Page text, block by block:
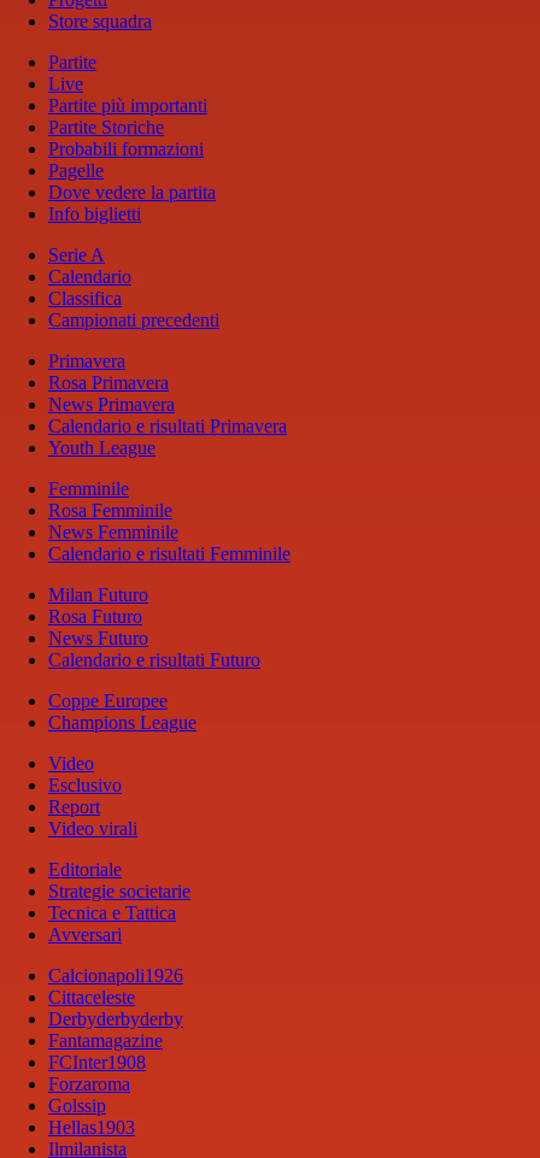
Store squadra
Partite
Live
Partite più importanti
Partite Storiche
Probabili formazioni
Pagelle
Dove vedere la partita
Info biglietti
Serie A
Calendario
Classifica
Campionati precedenti
Primavera
Rosa Primavera
News Primavera
Calendario e risultati Primavera
Youth League
Femminile
Rosa Femminile
News Femminile
Calendario e risultati Femminile
Milan Futuro
Rosa Futuro
News Futuro
Calendario e risultati Futuro
Coppe Europee
Champions League
Video
Esclusivo
Report
Video virali
Editoriale
Strategie societarie
Tecnica e Tattica
Avversari
Calcionapoli1926
Cittaceleste
Derbyderbyderby
Fantamagazine
FCInter1908
Forzaroma
Golssip
Hellas1903
Ilmilanista